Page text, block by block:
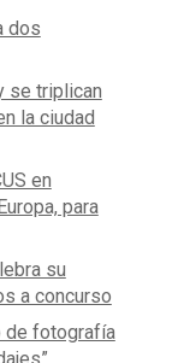
dos
se triplican
la ciudad
en
para
su
a concurso
de fotografía